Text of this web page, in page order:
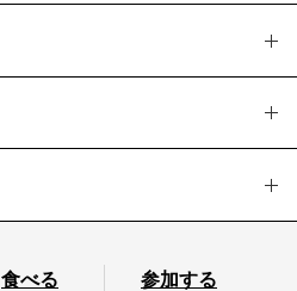
食べる 参加する